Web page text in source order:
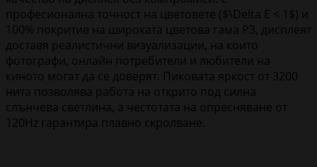
професионална точност на цветовете ($\Delta E < 1$) и
100% покритие на широката цветова гама P3, дисплеят
доставя реалистични визуализации, на които
фотографи, онлайн потребители и любители на
киното могат да се доверят. Пиковата яркост от 3200
нита позволява работа на открито под силна
слънчева светлина, а честотата на опресняване от
120Hz гарантира плавно скролване.